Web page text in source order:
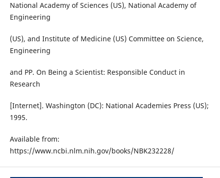
National Academy of Sciences (US), National Academy of
Engineering
(US), and Institute of Medicine (US) Committee on Science,
Engineering
and PP. On Being a Scientist: Responsible Conduct in
Research
[Internet]. Washington (DC): National Academies Press (US);
1995.
Available from:
https://www.ncbi.nlm.nih.gov/books/NBK232228/